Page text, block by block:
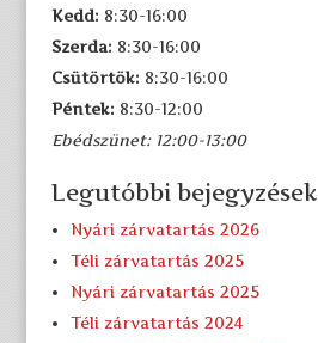
Kedd: 8:30-16:00
Szerda: 8:30-16:00
Csütörtök: 8:30-16:00
Péntek: 8:30-12:00
Ebédszünet: 12:00-13:00
Legutóbbi bejegyzések
Nyári zárvatartás 2026
Téli zárvatartás 2025
Nyári zárvatartás 2025
Téli zárvatartás 2024